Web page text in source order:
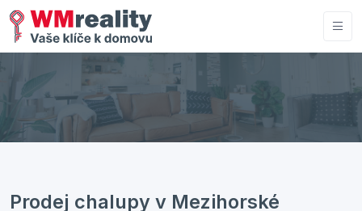
Prodej chalupy v Mezihorské